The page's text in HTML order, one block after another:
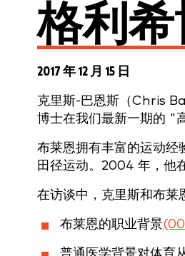
格利
2017 年 12 月 15 日
克里斯-巴恩斯（Chris
博士在我们最新一期的 "
布莱恩拥有丰富的运动经
田径运动。2004 年，他
在访谈中，克里斯和布莱
布莱恩的职业背景